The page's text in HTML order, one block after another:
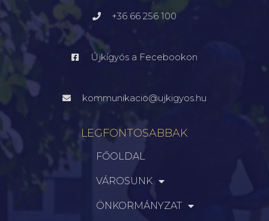
+36 66 256 100
Újkígyós a Fecebookon
kommunikacio@ujkigyos.hu
LEGFONTOSABBAK
FŐOLDAL
VÁROSUNK
ÖNKORMÁNYZAT